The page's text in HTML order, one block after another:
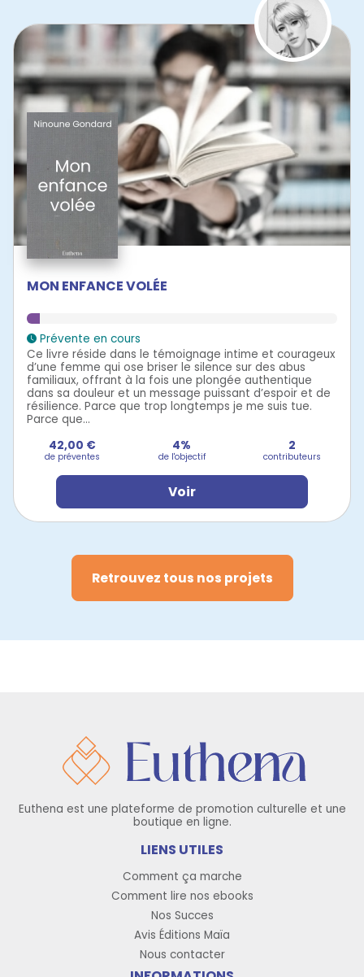
MON ENFANCE VOLÉE
Prévente en cours
Ce livre réside dans le témoignage intime et courageux
d’une femme qui ose briser le silence sur des abus
familiaux, offrant à la fois une plongée authentique
dans sa douleur et un message puissant d’espoir et de
résilience. Parce que trop longtemps je me suis tue.
Parce que...
42,00 €
de préventes
4%
de l'objectif
2
contributeurs
Voir
Retrouvez tous nos projets
Euthena est une plateforme de promotion culturelle et une
boutique en ligne.
LIENS UTILES
Comment ça marche
Comment lire nos ebooks
Nos Succes
Avis Éditions Maïa
Nous contacter